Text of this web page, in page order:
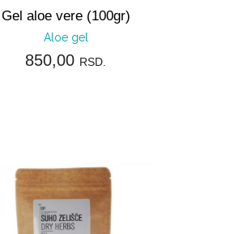
Gel aloe vere (100gr)
Aloe gel
850,00 RSD.